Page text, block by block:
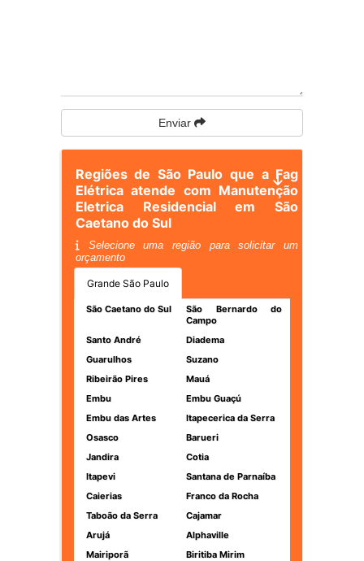
Enviar
Regiões de São Paulo que a Fag
Elétrica atende com Manutenção
Eletrica Residencial em São
Caetano do Sul
Selecione uma região para solicitar um
orçamento
Grande São Paulo
São Caetano do Sul
São Bernardo do
Campo
Santo André
Diadema
Guarulhos
Suzano
Ribeirão Pires
Mauá
Embu
Embu Guaçú
Embu das Artes
Itapecerica da Serra
Osasco
Barueri
Jandira
Cotia
Itapevi
Santana de Parnaíba
Caierias
Franco da Rocha
Taboão da Serra
Cajamar
Arujá
Alphaville
Mairiporã
Biritiba Mirim